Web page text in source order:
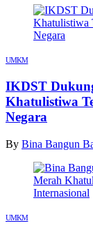
UMKM
IKDST
Khatulistiwa
Negara
By Bina Bangun
UMKM